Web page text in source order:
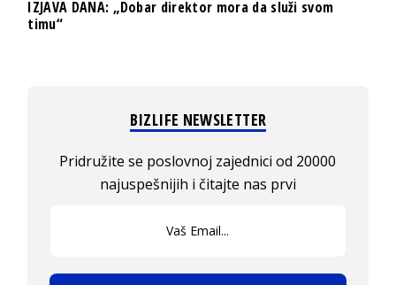
IZJAVA DANA: „Dobar direktor mora da služi svom
timu“
BIZLIFE NEWSLETTER
Pridružite se poslovnoj zajednici od 20000
najuspešnijih i čitajte nas prvi